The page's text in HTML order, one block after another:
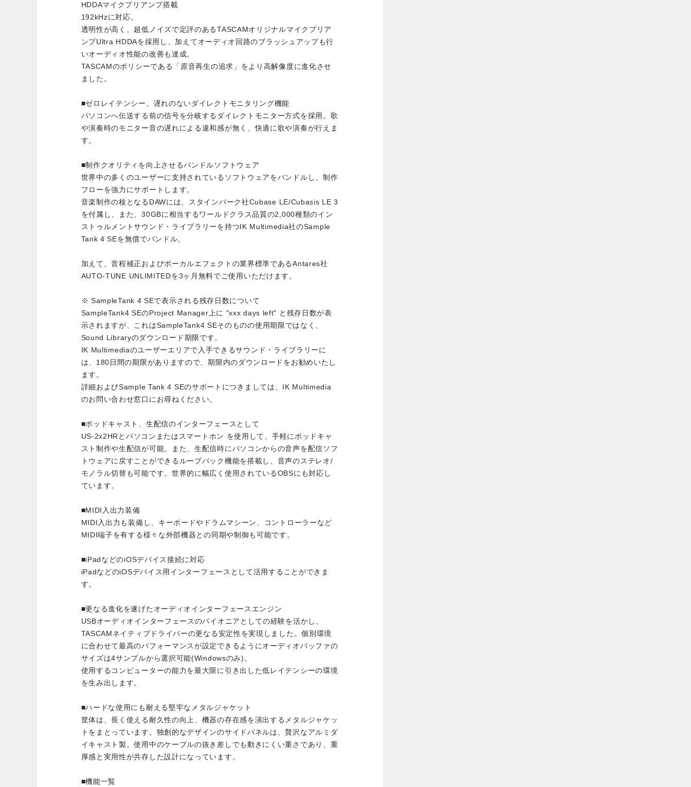
HDDAマイクプリアンプ搭載
192kHzに対応。
透明性が高く、超低ノイズで定評のあるTASCAMオリジナルマイクプリア
ンプUltra HDDAを採用し、加えてオーディオ回路のブラッシュアップも行
いオーディオ性能の改善も達成。
TASCAMのポリシーである「原音再生の追求」をより高解像度に進化させ
ました。
■ゼロレイテンシー、遅れのないダイレクトモニタリング機能
パソコンへ伝送する前の信号を分岐するダイレクトモニター方式を採用。歌
や演奏時のモニター音の遅れによる違和感が無く、快適に歌や演奏が行えま
す。
■制作クオリティを向上させるバンドルソフトウェア
世界中の多くのユーザーに支持されているソフトウェアをバンドルし、制作
フローを強力にサポートします。
音楽制作の核となるDAWには、スタインバーク社Cubase LE/Cubasis LE 3
を付属し、また、30GBに相当するワールドクラス品質の2,000種類のイン
ストゥルメントサウンド・ライブラリーを持つIK Multimedia社のSample
Tank 4 SEを無償でバンドル。
加えて、音程補正およびボーカルエフェクトの業界標準であるAntares社
AUTO-TUNE UNLIMITEDを3ヶ月無料でご使用いただけます。
※ SampleTank 4 SEで表示される残存日数について
SampleTank4 SEのProject Manager上に "xxx days left" と残存日数が表
示されますが、これはSampleTank4 SEそのものの使用期限ではなく、
Sound Libraryのダウンロード期限です。
IK Multimediaのユーザーエリアで入手できるサウンド・ライブラリーに
は、180日間の期限がありますので、期限内のダウンロードをお勧めいたし
ます。
詳細およびSample Tank 4 SEのサポートにつきましては、IK Multimedia
のお問い合わせ窓口にお尋ねください。
■ポッドキャスト、生配信のインターフェースとして
US-2x2HRとパソコンまたはスマートホン を使用して、手軽にポッドキャ
スト制作や生配信が可能。また、生配信時にパソコンからの音声を配信ソフ
トウェアに戻すことができるループバック機能を搭載し、音声のステレオ/
モノラル切替も可能です。世界的に幅広く使用されているOBSにも対応し
ています。
■MIDI入出力装備
MIDI入出力も装備し、キーボードやドラムマシーン、コントローラーなど
MIDI端子を有する様々な外部機器との同期や制御も可能です。
■iPadなどのiOSデバイス接続に対応
iPadなどのiOSデバイス用インターフェースとして活用することができま
す。
■更なる進化を遂げたオーディオインターフェースエンジン
USBオーディオインターフェースのパイオニアとしての経験を活かし、
TASCAMネイティブドライバーの更なる安定性を実現しました。個別環境
に合わせて最高のパフォーマンスが設定できるようにオーディオバッファの
サイズは4サンプルから選択可能(Windowsのみ)。
使用するコンピューターの能力を最大限に引き出した低レイテンシーの環境
を生み出します。
■ハードな使用にも耐える堅牢なメタルジャケット
筐体は、長く使える耐久性の向上、機器の存在感を演出するメタルジャケッ
トをまとっています。独創的なデザインのサイドパネルは、贅沢なアルミダ
イキャスト製。使用中のケーブルの抜き差しでも動きにくい重さであり、重
厚感と実用性が共存した設計になっています。
■機能一覧